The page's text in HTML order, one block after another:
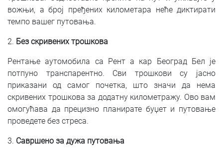
вожњи, а број пређених километара неће диктирати
темпо вашег путовања.
2. Без скривених трошкова
Рентање аутомобила са Рент а кар Београд Бел је
потпуно транспарентно. Сви трошкови су јасно
приказани од самог почетка, што значи да нема
скривених трошкова за додатну километражу. Ово вам
омогућава да прецизно планирате буџет и путовање
проведете без стреса.
3. Савршено за дужа путовања